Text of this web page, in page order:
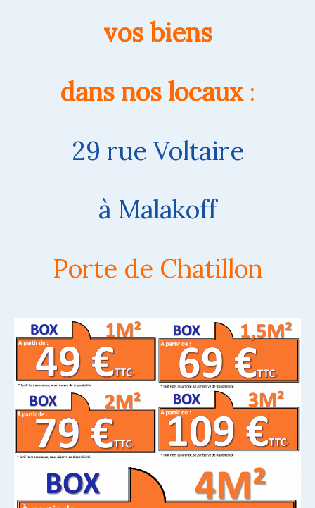
vos biens
dans nos locaux:
29 rue Voltaire
à Malakoff
Porte de Chatillon